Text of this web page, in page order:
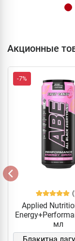
Акционные
-7%
Applied
мл